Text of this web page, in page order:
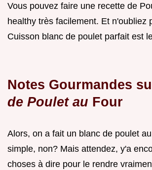
Vous pouvez faire une recette de
healthy très facilement. Et n'oubliez
Cuisson blanc de poulet parfait est
Notes Gourmandes
de Poulet au Four
Alors, on a fait un blanc de poulet
simple, non? Mais attendez, y'a
choses à dire pour le rendre